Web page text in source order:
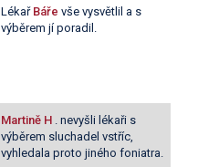
Lékař Báře vše vysvětlil a s
výběrem jí poradil.
Martině H. nevyšli lékaři s
výběrem sluchadel vstříc,
vyhledala proto jiného foniatra.